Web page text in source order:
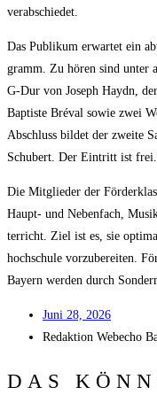
verabschiedet.
Das Publi­kum erwar­tet ein
gramm. Zu hören sind unter
G‑Dur von Joseph Haydn,
Bap­tis­te Bré­val sowie zwei
Abschluss bil­det der zwei­te
Schu­bert. Der Ein­tritt ist
Die Mit­glie­der der
Haupt- und Neben­fach,
ter­richt. Ziel ist es, sie
hoch­schu­le vor­zu­be­rei­ten.
Bay­ern wer­den durch
Juni 28, 2026
Redak­ti­on Web­echo
DAS